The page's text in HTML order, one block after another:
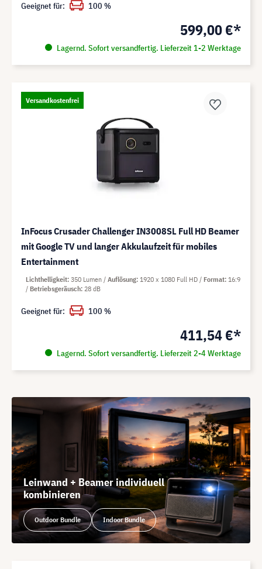
599,00 €*
Lagernd. Sofort versandfertig. Lieferzeit 1-2 Werktage
Geeignet für: 100 %
Versandkostenfrei
InFocus Crusader Challenger IN3008SL Full HD Beamer
mit Google TV und langer Akkulaufzeit für mobiles
Entertainment
411,54 €*
Lagernd. Sofort versandfertig. Lieferzeit 2-4 Werktage
Lichthelligkeit 350 Lumen Auflösung 1920 x 1080 Full HD Format 16:9
Betriebsgeräusch 28 dB
Geeignet für: 100 %
Leinwand + Beamer individuell
kombinieren
Outdoor Bundle Indoor Bundle